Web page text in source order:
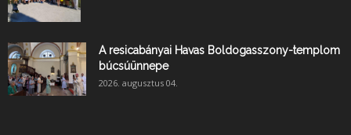
A resicabányai Havas Boldogasszony-templom
búcsúünnepe
2026. augusztus 04.